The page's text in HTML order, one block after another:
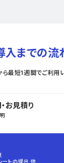
入までの流
最短1週間でご利用い
お見積り